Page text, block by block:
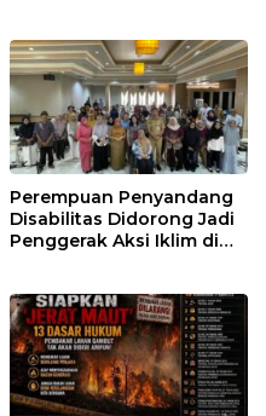
Perempuan Penyandang
Disabilitas Didorong Jadi
Penggerak Aksi Iklim di